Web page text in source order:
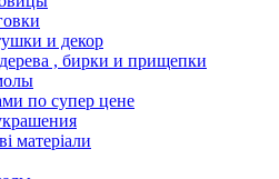
и декор
, бирки и прищепки
по супер цене
матеріали